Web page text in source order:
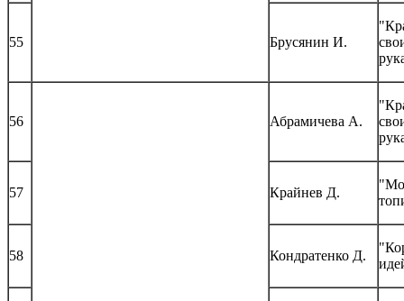
55 Брусянин И.
56 Абрамичева А.
57 Крайнев Д.
58 Кондратенко Д.